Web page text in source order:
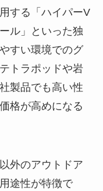
する「ハイパーV
ル」といった独
すい環境でのグ
トラポッドや岩
製品でも高い性
格が高めになる
外のアウトドア
途性が特徴で